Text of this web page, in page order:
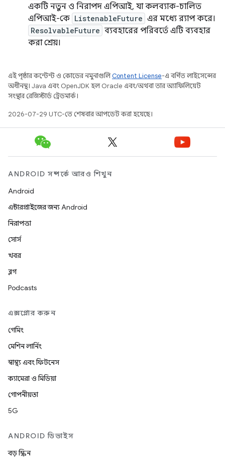
একটি নতুন ও নিরাপদ এপিআই, যা কলব্যাক-চালিত
এপিআই-কে ListenableFuture এর মধ্যে র‍্যাপ করে।
ResolvableFuture ব্যবহারের পরিবর্তে এটি ব্যবহার
করা শ্রেয়।
এই পৃষ্ঠার কন্টেন্ট ও কোডের নমুনাগুলিContent License-এ বর্ণিত লাইসেন্সের
অধীনস্থ। Java এবং OpenJDK হল Oracle এবং/অথবা তার অ্যাফিলিয়েট
সংস্থার রেজিস্টার্ড ট্রেডমার্ক।
2026-07-29 UTC-তে শেষবার আপডেট করা হয়েছে।
ANDROID সম্পর্কে আরও শিখুন
Android
এন্টারপ্রাইজের জন্য Android
নিরাপত্তা
সোর্স
খবর
ব্লগ
Podcasts
এক্সপ্লোর করুন
গেমিং
মেশিন লার্নিং
স্বাস্থ্য এবং ফিটনেস
ক্যামেরা ও মিডিয়া
গোপনীয়তা
5G
ANDROID ডিভাইস
বড় স্ক্রিন